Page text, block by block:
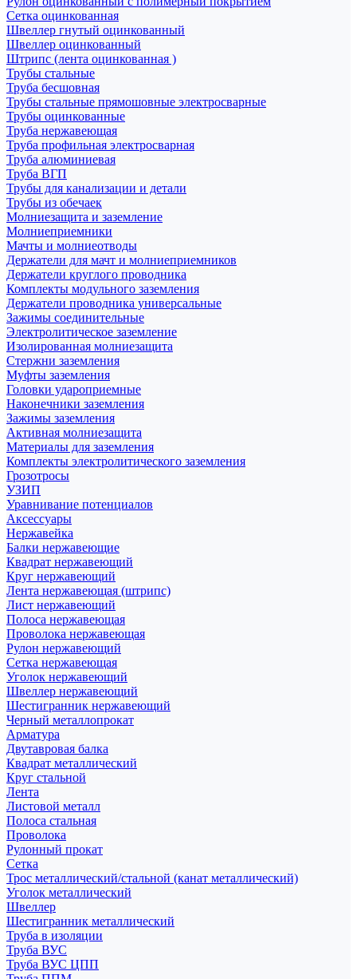
Сетка оцинкованная
Швеллер гнутый оцинкованный
Швеллер оцинкованный
Штрипс (лента оцинкованная )
Трубы стальные
Труба бесшовная
Трубы стальные прямошовные электросварные
Трубы оцинкованные
Труба нержавеющая
Труба профильная электросварная
Труба алюминиевая
Труба ВГП
Трубы для канализации и детали
Трубы из обечаек
Молниезащита и заземление
Молниеприемники
Мачты и молниеотводы
Держатели для мачт и молниеприемников
Держатели круглого проводника
Комплекты модульного заземления
Держатели проводника универсальные
Зажимы соединительные
Электролитическое заземление
Изолированная молниезащита
Стержни заземления
Муфты заземления
Головки удароприемные
Наконечники заземления
Зажимы заземления
Активная молниезащита
Материалы для заземления
Комплекты электролитического заземления
Грозотросы
УЗИП
Уравнивание потенциалов
Аксессуары
Нержавейка
Балки нержавеющие
Квадрат нержавеющий
Круг нержавеющий
Лента нержавеющая (штрипс)
Лист нержавеющий
Полоса нержавеющая
Проволока нержавеющая
Рулон нержавеющий
Сетка нержавеющая
Уголок нержавеющий
Швеллер нержавеющий
Шестигранник нержавеющий
Черный металлопрокат
Арматура
Двутавровая балка
Квадрат металлический
Круг стальной
Лента
Листовой металл
Полоса стальная
Проволока
Рулонный прокат
Сетка
Трос металлический/стальной (канат металлический)
Уголок металлический
Швеллер
Шестигранник металлический
Труба в изоляции
Труба ВУС
Труба ВУС ЦПП